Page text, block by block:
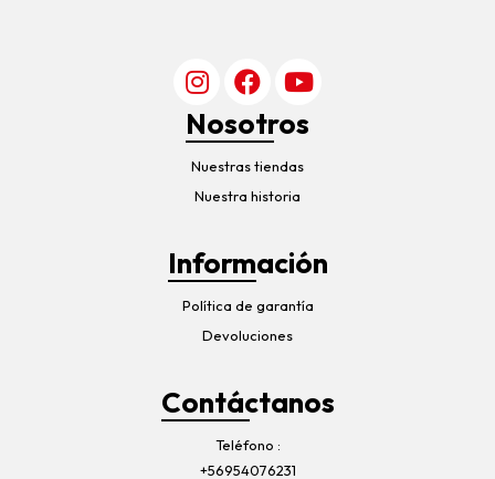
Nosotros
Nuestras tiendas
Nuestra historia
Información
Política de garantía
Devoluciones
Contáctanos
Teléfono
+56954076231